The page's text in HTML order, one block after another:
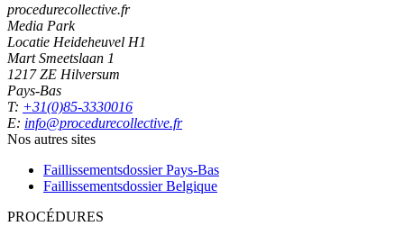
procedurecollective.fr
Media Park
Locatie Heideheuvel H1
Mart Smeetslaan 1
1217 ZE Hilversum
Pays-Bas
T: +31(0)85-3330016
E: info@procedurecollective.fr
Nos autres sites
Faillissementsdossier Pays-Bas
Faillissementsdossier Belgique
PROCÉDURES